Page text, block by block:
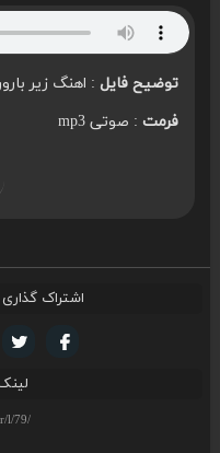
توضیح فایل: اهنگ زیر
فرمت: صوتی mp3
اشتراک